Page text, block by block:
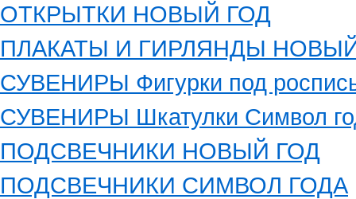
ОТКРЫТКИ НОВЫЙ ГОД
ПЛАКАТЫ И ГИРЛЯНДЫ
СУВЕНИРЫ Фигурки под
СУВЕНИРЫ Шкатулки Символ
ПОДСВЕЧНИКИ НОВЫЙ ГОД
ПОДСВЕЧНИКИ СИМВОЛ ГОДА